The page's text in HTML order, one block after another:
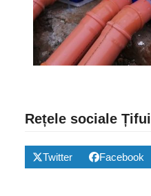
Rețele sociale Țifui
Twitter Facebook